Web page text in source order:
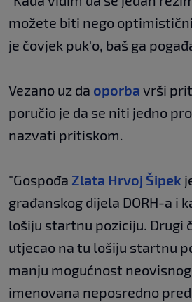
možete biti nego
je čovjek puk'o, baš ga
Vezano uz da oporba vrši
poručio je da se niti jedno
nazvati pritiskom.
"Gospođa Zlata Hrvoj Šipek
građanskog dijela DORH-a i
lošiju startnu poziciju. Drugi
utjecao na tu lošiju startnu
manju mogućnost
imenovana neposredno